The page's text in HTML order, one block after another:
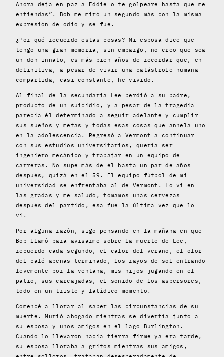
Ahora deja en paz a Eddie o te golpeare hasta que me
entiendas”. Bob me miró un segundo más con la misma
expresión de odio y se fue.
¿Por qué recuerdo estas cosas? Mi esposa dice que
tengo una gran memoria, sin embargo, no creo que sea
un don innato, es más bien años de recordar que, en
definitiva, a pesar de vivir una catástrofe humana
compartida, casi constante, he vivido.
Al final de la secundaria Lee perdió a su padre,
producto de un suicidio, y a pesar de la tragedia
parecía él determinado a seguir adelante y cumplir
sus sueños y metas y todas esas cosas que anhela uno
en la adolescencia. Regresó a Vermont a continuar
con sus estudios universitarios, quería ser
ingeniero mecánico y trabajar en un equipo de
carreras. No supe más de él hasta un par de años
después, quizá en el 59. El equipo fútbol de mi
universidad se enfrentaba al de Vermont. Lo vi en
las gradas y me saludó, tomamos unas cervezas
después del partido, esa fue la última vez que lo
vi.
Por alguna razón, sigo pensando en la mañana en que
Bob llamó para avisarme sobre la muerte de Lee,
recuerdo cada segundo, el calor del verano, el olor
del café apenas terminado, los rayos de sol entrando
levemente por la ventana, mis hijos jugando en el
patio, sus carcajadas, el sonido de los aspersores,
todo en un triste y fatídico momento.
Comencé a llorar al saber las circunstancias de su
muerte. Murió ahogado mientras se divertía junto a
su esposa y unos amigos en el lago Burlington.
Cuando lo llevaron hacia tierra firme ya era tarde,
su esposa lloraba a gritos mientras sus amigos,